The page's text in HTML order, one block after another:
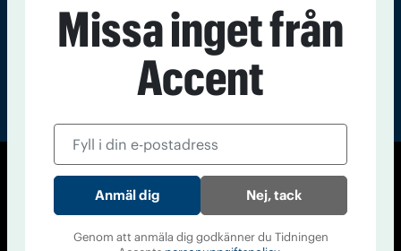
Cookiepolicy
Personuppgiftspolicy
Missa inget från
Accent
Nej, tack
Genom att anmäla dig godkänner du Tidningen